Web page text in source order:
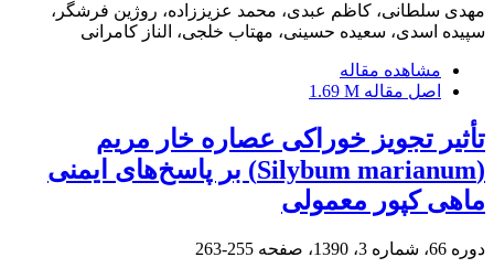
مهدی سلطانی، کاظم عبدی، محمد عزیززاده، روژین فرشگر،
سپیده اسدی، سعیده حسینی، مهتاب خلجی، الناز کامرانی
مشاهده مقاله
اصل مقاله 1.69 M
تأثیر تجویز خوراکی عصاره خار مریم
‌(Silybum marianum)‌ بر پاسخ‌های ایمنی
ماهی کپور معمولی
دوره 66، شماره 3، 1390، صفحه 255-263